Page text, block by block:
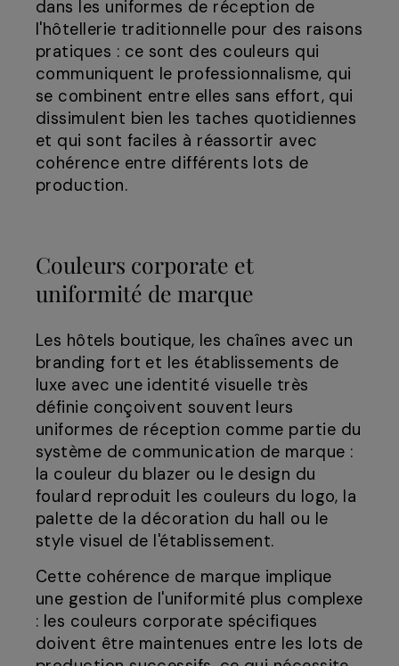
dans les uniformes de réception de
l'hôtellerie traditionnelle pour des raisons
pratiques : ce sont des couleurs qui
communiquent le professionnalisme, qui
se combinent entre elles sans effort, qui
dissimulent bien les taches quotidiennes
et qui sont faciles à réassortir avec
cohérence entre différents lots de
production.
Couleurs corporate et
uniformité de marque
Les hôtels boutique, les chaînes avec un
branding fort et les établissements de
luxe avec une identité visuelle très
définie conçoivent souvent leurs
uniformes de réception comme partie du
système de communication de marque :
la couleur du blazer ou le design du
foulard reproduit les couleurs du logo, la
palette de la décoration du hall ou le
style visuel de l'établissement.
Cette cohérence de marque implique
une gestion de l'uniformité plus complexe
: les couleurs corporate spécifiques
doivent être maintenues entre les lots de